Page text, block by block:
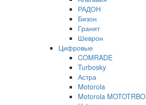
РАДОН
Бизон
Гранит
Шеврон
Цифровые
COMRADE
Turbosky
Астра
Motorola
Motorola MOTOTRBO